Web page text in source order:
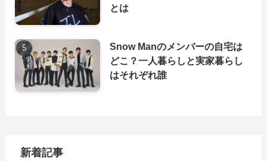
とは
Snow Manのメンバーの自宅は
どこ？一人暮らしと実家暮らし
はそれぞれ誰
新着記事